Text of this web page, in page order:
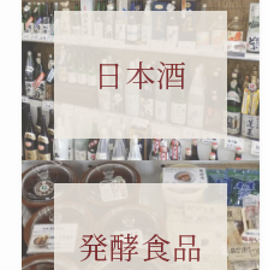
日本酒
発酵食品